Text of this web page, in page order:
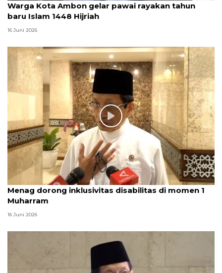
Warga Kota Ambon gelar pawai rayakan tahun
baru Islam 1448 Hijriah
16 Juni 2026
Menag dorong inklusivitas disabilitas di momen 1
Muharram
16 Juni 2026